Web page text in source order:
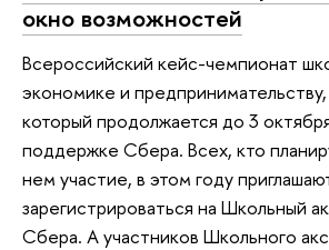
окно возможностей
Всероссийский кейс-чемпионат
экономике и
который продолжается до 3
поддержке Сбера. Всех, кто
нем участие, в этом году
зарегистрироваться на Школьный
Сбера. А участников Школьного